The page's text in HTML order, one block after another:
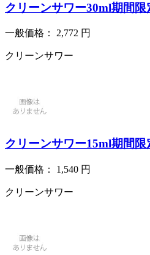
クリーンサワー30ml期間限
一般価格： 2,772 円
クリーンサワー
クリーンサワー15ml期間限
一般価格： 1,540 円
クリーンサワー